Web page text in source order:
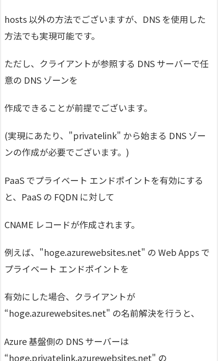
hosts 以外の方法でございますが、DNS を使用した
方法でも実現可能です。
ただし、クライアントが参照する DNS サーバーで任
意の DNS ゾーンを
作成できることが前提でございます。
(実現にあたり、"privatelink" から始まる DNS ゾー
ンの作成が必要でございます。)
PaaS でプライベート エンドポイントを有効にする
と、PaaS の FQDN に対して
CNAME レコードが作成されます。
例えば、"hoge.azurewebsites.net" の Web Apps で
プライベート エンドポイントを
有効にした場合、クライアントが
“hoge.azurewebsites.net" の名前解決を行うと、
Azure 基盤側の DNS サーバーは
“hoge.privatelink.azurewebsites.net" の